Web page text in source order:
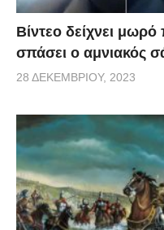
Βίντεο δείχνει
σπάσει ο αμνιακός
28 ΔΕΚΕΜΒΡΊΟΥ, 2023